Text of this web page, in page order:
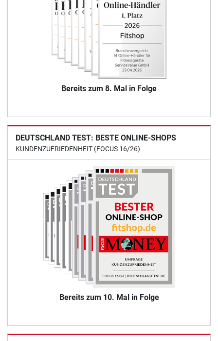
Bereits zum 8. Mal in Folge
DEUTSCHLAND TEST: BESTE ONLINE-SHOPS
KUNDENZUFRIEDENHEIT (FOCUS 16/26)
Bereits zum 10. Mal in Folge